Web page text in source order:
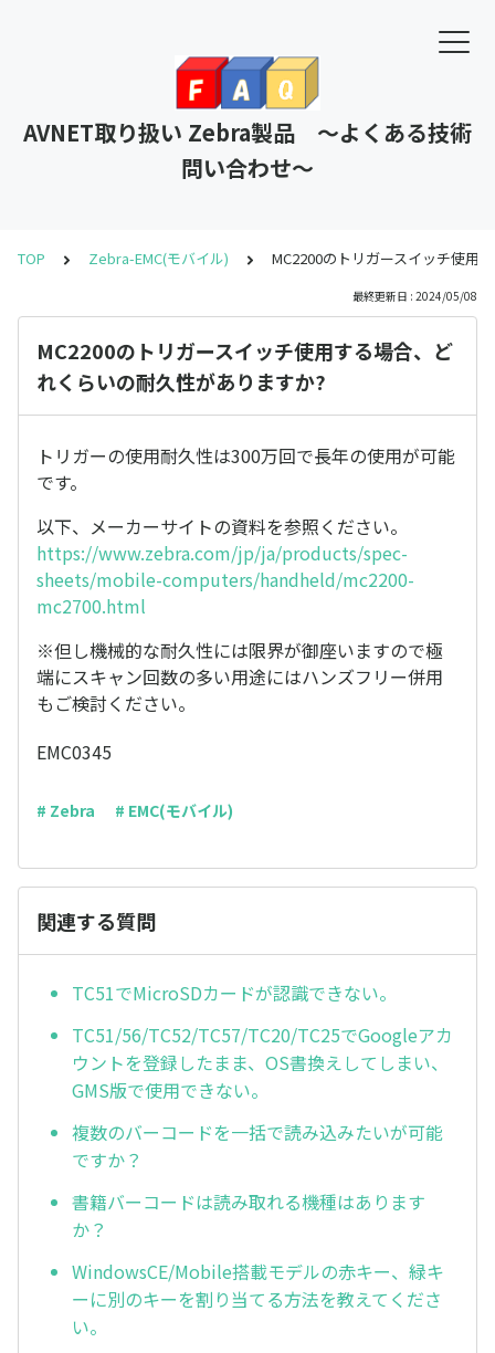
AVNET取り扱い Zebra製品 ～よくある技術
問い合わせ～
TOP Zebra-EMC(モバイル) MC2200のトリガースイッチ使用
最終更新日 : 2024/05/08
MC2200のトリガースイッチ使用する場合、ど
れくらいの耐久性がありますか?
トリガーの使用耐久性は300万回で長年の使用が可能
です。
以下、メーカーサイトの資料を参照ください。
https://www.zebra.com/jp/ja/products/spec-
sheets/mobile-computers/handheld/mc2200-
mc2700.html
※但し機械的な耐久性には限界が御座いますので極
端にスキャン回数の多い用途にはハンズフリー併用
もご検討ください。
EMC0345
# Zebra # EMC(モバイル)
関連する質問
TC51でMicroSDカードが認識できない。
TC51/56/TC52/TC57/TC20/TC25でGoogleアカ
ウントを登録したまま、OS書換えしてしまい、
GMS版で使用できない。
複数のバーコードを一括で読み込みたいが可能
ですか？
書籍バーコードは読み取れる機種はあります
か？
WindowsCE/Mobile搭載モデルの赤キー、緑キ
ーに別のキーを割り当てる方法を教えてくださ
い。